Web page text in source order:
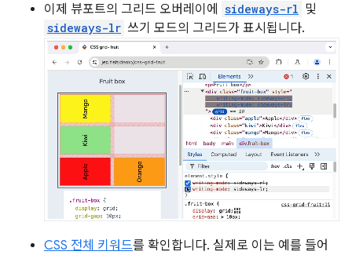
이제 뷰포트의 그리드 오버레이에 sideways-rl 및
sideways-lr 쓰기 모드의 그리드가 표시됩니다.
CSS 전체 키워드를 확인합니다. 실제로 이는 예를 들어